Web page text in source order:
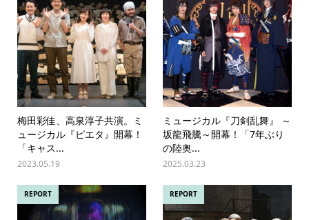
梅田彩佳、高泉淳子共演。ミ
ュージカル『ピエタ』開幕！
「キャス...
2023.05.19
ミュージカル『刀剣乱舞』 ～
坂龍飛騰～開幕！「7年ぶり
の陸奥...
2025.03.23
REPORT REPORT